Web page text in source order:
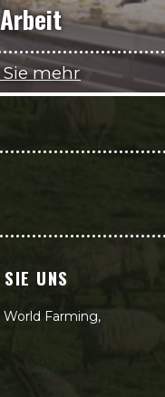
mehr
UNS
World Farming,